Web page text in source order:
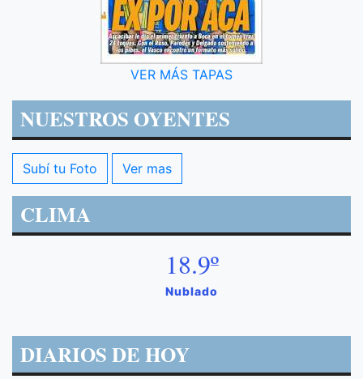
VER MÁS TAPAS
NUESTROS OYENTES
Subí tu Foto Ver mas
CLIMA
18.9º
Nublado
DIARIOS DE HOY